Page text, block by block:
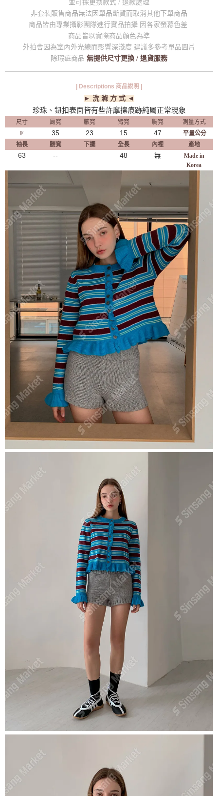
並可採更換款式 / 退款處理
非套裝販售商品無法因單品斷貨而取消其他下單商品
商品皆由專業攝影團隊進行實品拍攝 因各家螢幕色差
商品皆以實際商品顏色為準
外拍會因為室內外光線而影響深淺度 建議多參考單品圖片
除瑕疵商品 無提供尺寸更換 / 退貨服務
| Descriptions 商品說明 |
► 洗 滌 方 式 ◄
珍珠、鈕扣表面皆有些許摩擦痕跡純屬正常現象
尺寸 肩寬 腋寬 臂寬 胸寬
測量方式
F
35 23 15 47
平量公分
袖長
腰寬 下擺 全長 內裡 產地
63 -- 48 無
Made in
Korea